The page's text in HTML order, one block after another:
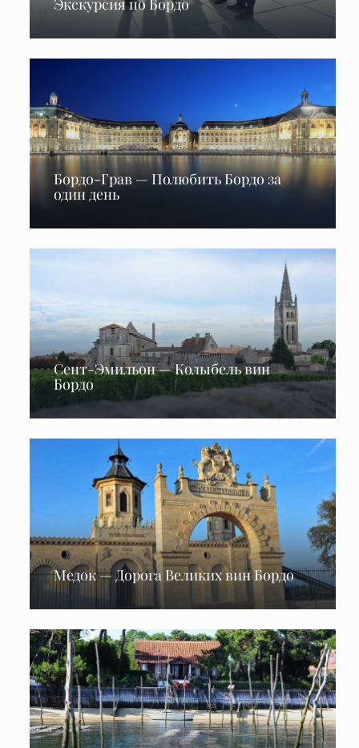
Бордо-Грав — Полюбить Бордо за
один день
Сент-Эмильон — Колыбель вин
Бордо
Медок — Дорога Великих вин Бордо